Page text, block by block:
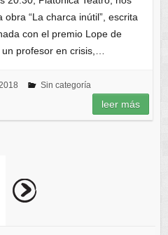
“La charca inútil”, escrita
con el premio Lope de
profesor en crisis,…
Sin categoría
leer más